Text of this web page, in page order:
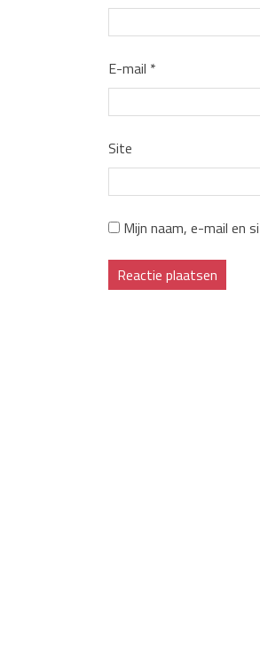
E-mail *
Site
Mijn naam, e-mail en